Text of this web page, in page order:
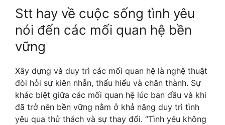
Stt hay về cuộc sống tình yêu
nói đến các mối quan hệ bền
vững
Xây dựng và duy trì các mối quan hệ là nghệ thuật
đòi hỏi sự kiên nhẫn, thấu hiểu và chân thành. Sự
khác biệt giữa các mối quan hệ lúc ban đầu và khi
đã trở nên bền vững nằm ở khả năng duy trì tình
yêu qua thử thách và sự thay đổi. “Tình yêu không